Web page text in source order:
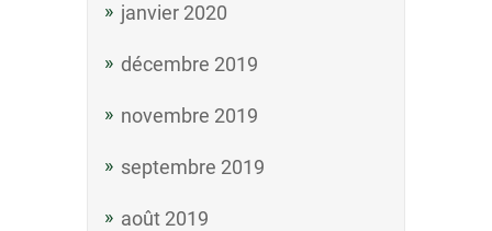
janvier 2020
décembre 2019
novembre 2019
septembre 2019
août 2019